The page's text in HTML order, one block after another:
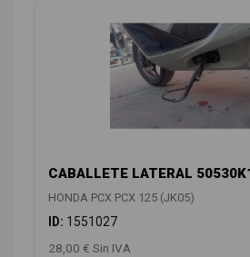
CABALLETE LATERAL
HONDA PCX PCX 125 (JK05)
ID: 1551027
28,00 € Sin IVA